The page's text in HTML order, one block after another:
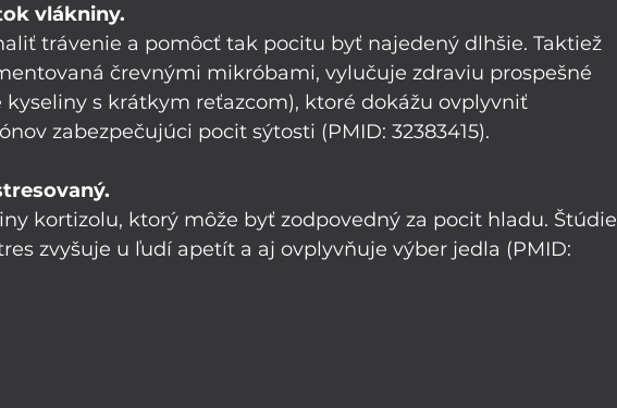
vlákniny.
trávenie a pomôcť tak pocitu byť najedený dlhšie. Taktiež
črevnými mikróbami, vylučuje zdraviu prospešné
s krátkym reťazcom), ktoré dokážu ovplyvniť
zabezpečujúci pocit sýtosti (PMID: 32383415).
kortizolu, ktorý môže byť zodpovedný za pocit hladu. Štúdie
zvyšuje u ľudí apetít a aj ovplyvňuje výber jedla (PMID: